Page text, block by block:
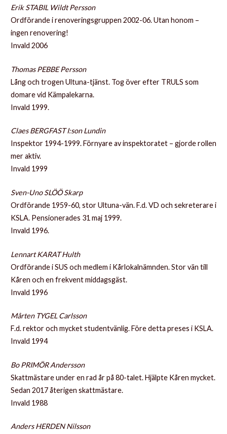
Erik STABIL Wildt Persson
Ordförande i renoveringsgruppen 2002-06. Utan honom –
ingen renovering!
Invald 2006
Thomas PEBBE Persson
Lång och trogen Ultuna-tjänst. Tog över efter TRULS som
domare vid Kämpalekarna.
Invald 1999.
Claes BERGFAST I:son Lundin
Inspektor 1994-1999. Förnyare av inspektoratet – gjorde rollen
mer aktiv.
Invald 1999
Sven-Uno SLÖÖ Skarp
Ordförande 1959-60, stor Ultuna-vän. F.d. VD och sekreterare i
KSLA. Pensionerades 31 maj 1999.
Invald 1996.
Lennart KARAT Hulth
Ordförande i SUS och medlem i Kårlokalnämnden. Stor vän till
Kåren och en frekvent middagsgäst.
Invald 1996
Mårten TYGEL Carlsson
F.d. rektor och mycket studentvänlig. Före detta preses i KSLA.
Invald 1994
Bo PRIMÖR Andersson
Skattmästare under en rad år på 80-talet. Hjälpte Kåren mycket.
Sedan 2017 återigen skattmästare.
Invald 1988
Anders HERDEN Nilsson